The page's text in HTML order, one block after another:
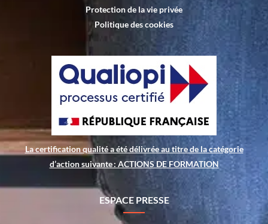
Protection de la vie privée
Politique des cookies
La certification qualité a été délivrée au titre de la catégorie
d’action suivante : ACTIONS DE FORMATION
ESPACE PRESSE